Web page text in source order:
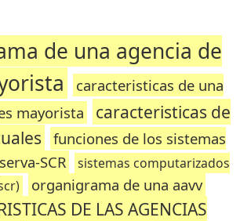
de una agencia de
caracteristicas de una
mayorista
caracteristicas de
funciones de los sistemas
SCR
sistemas computarizados
organigrama de una aavv
DE LAS AGENCIAS